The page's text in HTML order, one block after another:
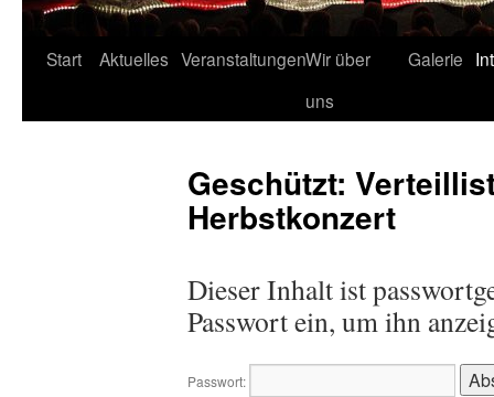
Start Aktuelles VeranstaltungenWir über
uns
Galerie
Geschützt:
Herbstkonzert
Dieser Inhalt ist
Passwort ein, um ihn
Passwort: